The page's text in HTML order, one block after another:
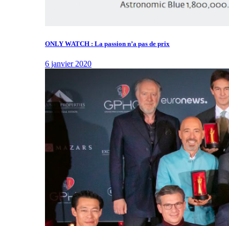
ONLY WATCH : La passion n’a pas de prix
6 janvier 2020